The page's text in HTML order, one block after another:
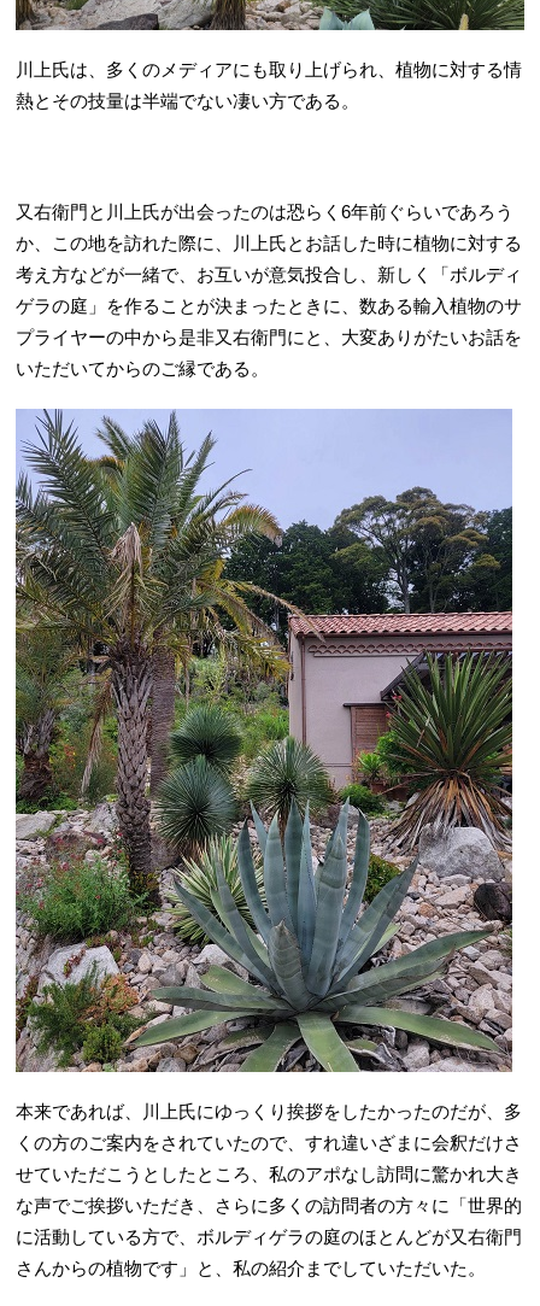
川上氏は、多くのメディアにも取り上げられ、植物に対する情
熱とその技量は半端でない凄い方である。
又右衛門と川上氏が出会ったのは恐らく6年前ぐらいであろう
か、この地を訪れた際に、川上氏とお話した時に植物に対する
考え方などが一緒で、お互いが意気投合し、新しく「ボルディ
ゲラの庭」を作ることが決まったときに、数ある輸入植物のサ
プライヤーの中から是非又右衛門にと、大変ありがたいお話を
いただいてからのご縁である。
本来であれば、川上氏にゆっくり挨拶をしたかったのだが、多
くの方のご案内をされていたので、すれ違いざまに会釈だけさ
せていただこうとしたところ、私のアポなし訪問に驚かれ大き
な声でご挨拶いただき、さらに多くの訪問者の方々に「世界的
に活動している方で、ボルディゲラの庭のほとんどが又右衛門
さんからの植物です」と、私の紹介までしていただいた。